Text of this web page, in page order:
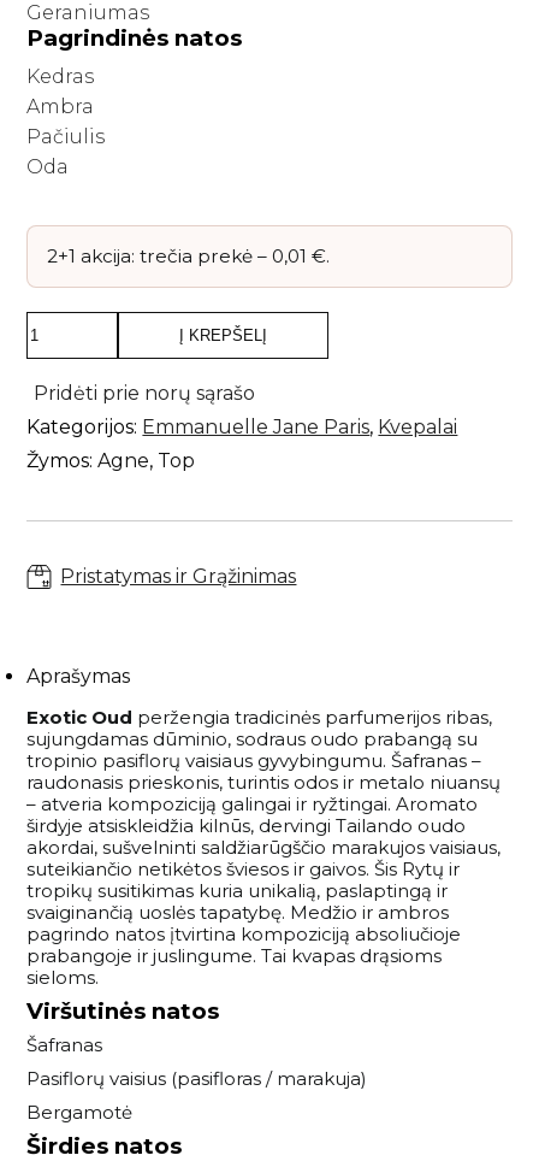
Geraniumas
Pagrindinės natos
Kedras
Ambra
Pačiulis
Oda
2+1 akcija: trečia prekė –0,01€.
produkto
kiekis:
Emmanuelle
Jane
Paris
-
Exotic
oud,
de
50
ml
Į KREPŠELĮ
Pridėti prie norų sąrašo
Kategorijos: Emmanuelle Jane Paris, Kvepalai
Žymos:Agne, Top
Pristatymas ir Grąžinimas
Aprašymas
Exotic Oud peržengia tradicinės parfumerijos ribas,
sujungdamas dūminio, sodraus oudo prabangą su
tropinio pasiflorų vaisiaus gyvybingumu. Šafranas –
raudonasis prieskonis, turintis odos ir metalo niuansų
– atveria kompoziciją galingai ir ryžtingai. Aromato
širdyje atsiskleidžia kilnūs, dervingi Tailando oudo
akordai, sušvelninti saldžiarūgščio marakujos vaisiaus,
suteikiančio netikėtos šviesos ir gaivos. Šis Rytų ir
tropikų susitikimas kuria unikalią, paslaptingą ir
svaiginančią uoslės tapatybę. Medžio ir ambros
pagrindo natos įtvirtina kompoziciją absoliučioje
prabangoje ir juslingume. Tai kvapas drąsioms
sieloms.
Viršutinės natos
Šafranas
Pasiflorų vaisius (pasifloras / marakuja)
Bergamotė
Širdies natos